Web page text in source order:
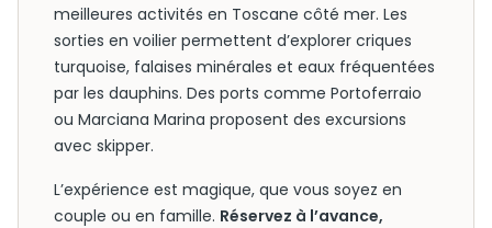
meilleures activités en Toscane côté mer. Les
sorties en voilier permettent d’explorer criques
turquoise, falaises minérales et eaux fréquentées
par les dauphins. Des ports comme Portoferraio
ou Marciana Marina proposent des excursions
avec skipper.
L’expérience est magique, que vous soyez en
couple ou en famille. Réservez à l’avance,